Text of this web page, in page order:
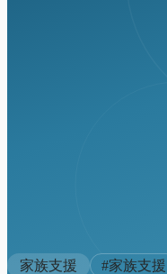
家族支援 #家族支援